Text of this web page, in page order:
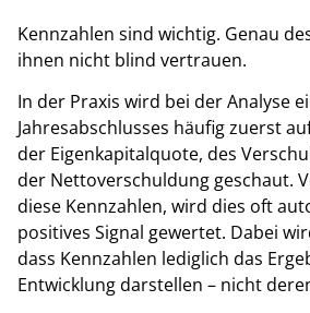
Kennzahlen sind wichtig. Genau
ihnen nicht blind vertrauen.
In der Praxis wird bei der Analyse
Jahresabschlusses häufig zuerst
der Eigenkapitalquote, des
der Nettoverschuldung geschaut.
diese Kennzahlen, wird dies oft
positives Signal gewertet. Dabei
dass Kennzahlen lediglich das
Entwicklung darstellen – nicht